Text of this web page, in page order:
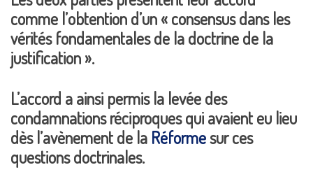
comme l’obtention d’un « consensus dans les
vérités fondamentales de la doctrine de la
justification ».
L’accord a ainsi permis la levée des
condamnations réciproques qui avaient eu lieu
dès l’avènement de la Réformesur ces
questions doctrinales.